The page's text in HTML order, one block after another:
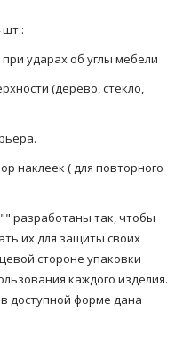
шт.:
ударах об углы мебели
(дерево, стекло,
наклеек ( для повторного
разработаны так, чтобы
их для защиты своих
стороне упаковки
каждого изделия.
доступной форме дана